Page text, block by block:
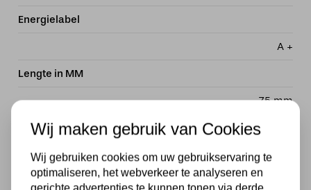
Energielabel
A +
Lengte in MM
75 mm
Wattage
3.5 watt
Dimbaar
Wij maken gebruik van Cookies
Wij gebruiken cookies om uw gebruikservaring te
optimaliseren, het webverkeer te analyseren en
gerichte advertenties te kunnen tonen via derde